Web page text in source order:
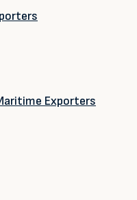
Exporters